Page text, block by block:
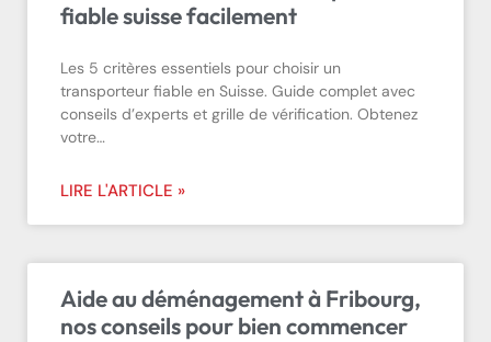
fiable suisse facilement
Les 5 critères essentiels pour choisir un
transporteur fiable en Suisse. Guide complet avec
conseils d’experts et grille de vérification. Obtenez
votre…
LIRE L'ARTICLE »
Aide au déménagement à Fribourg,
nos conseils pour bien commencer